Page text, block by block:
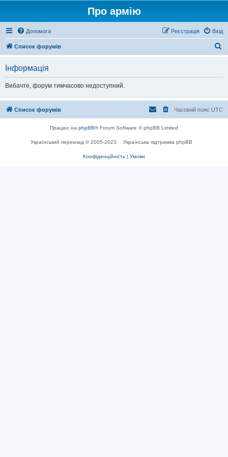
Про армію
Допомога Вхід
Реєстрація
Список форумів
Інформація
Вибачте, форум тимчасово недоступний.
Список форумів Часовий пояс UTC
Працює на phpBB® Forum Software © phpBB Limited
Український переклад © 2005-2023 Українська підтримка phpBB
Конфіденційність | Умови